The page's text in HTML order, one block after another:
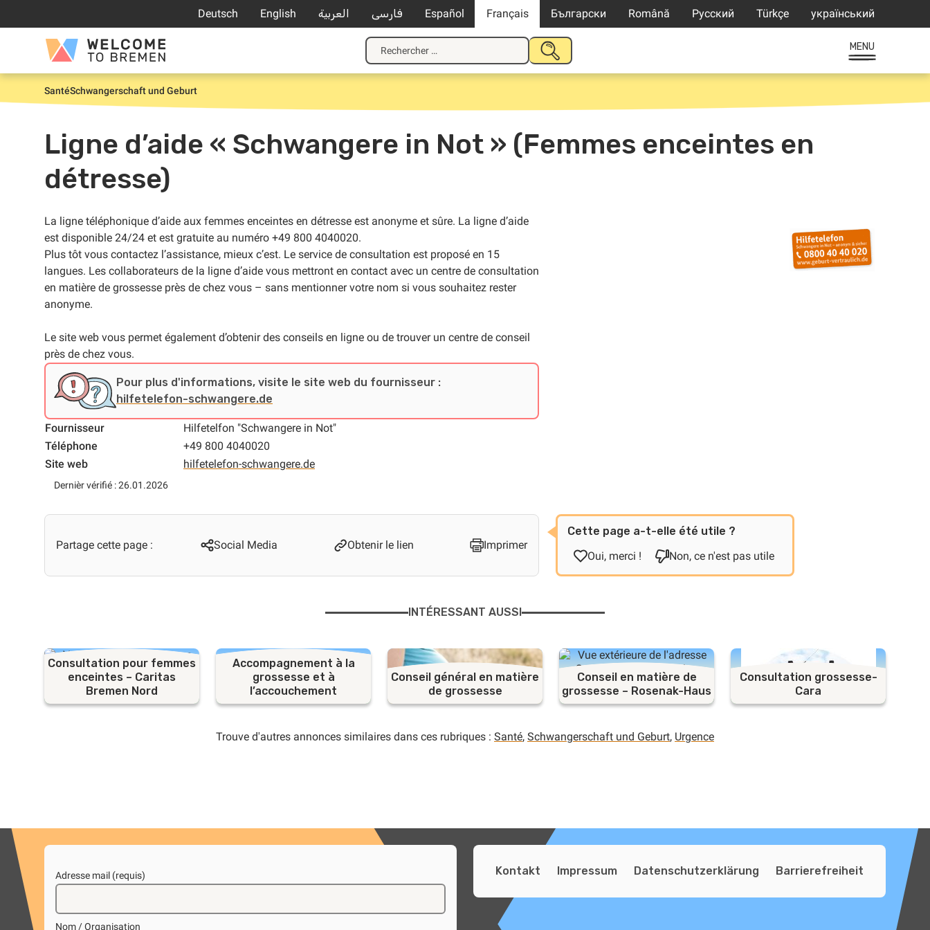
Deutsch English العربية فارسی Español Français Български Română Русский Türkçe український
Welcome
to
Bremen
Recherche
pour
:
SOUMETTRE
MENU
Accueil
SantéSchwangerschaft und Geburt
Ligne d’aide « Schwangere in Not » (Femmes enceintes en
détresse)
La ligne téléphonique d’aide aux femmes enceintes en détresse est anonyme et sûre. La ligne d’aide
est disponible 24/24 et est gratuite au numéro +49 800 4040020.
Plus tôt vous contactez l’assistance, mieux c’est. Le service de consultation est proposé en 15
langues. Les collaborateurs de la ligne d’aide vous mettront en contact avec un centre de consultation
en matière de grossesse près de chez vous – sans mentionner votre nom si vous souhaitez rester
anonyme.
Le site web vous permet également d’obtenir des conseils en ligne ou de trouver un centre de conseil
près de chez vous.
Pour plus d'informations, visite le site web du fournisseur :
hilfetelefon-schwangere.de
Fournisseur
Hilfetelfon "Schwangere in Not"
Téléphone
+49 800 4040020
Site web
hilfetelefon-schwangere.de
Dernièr vérifié : 26.01.2026
Partage cette page : Social Media Obtenir le lien Imprimer
Cette page a-t-elle été utile ?
Oui, merci !
Non, ce n'est pas utile
INTÉRESSANT AUSSI
Consultation pour femmes
enceintes – Caritas
Bremen Nord
Accompagnement à la
grossesse et à
l’accouchement
Conseil général en matière
de grossesse
Conseil en matière de
grossesse – Rosenak-Haus
Consultation grossesse-
Cara
Trouve d'autres annonces similaires dans ces rubriques : Santé, Schwangerschaft und Geburt, Urgence
Adresse mail (requis)
Nom / Organisation
Kontakt Impressum Datenschutzerklärung Barrierefreiheit